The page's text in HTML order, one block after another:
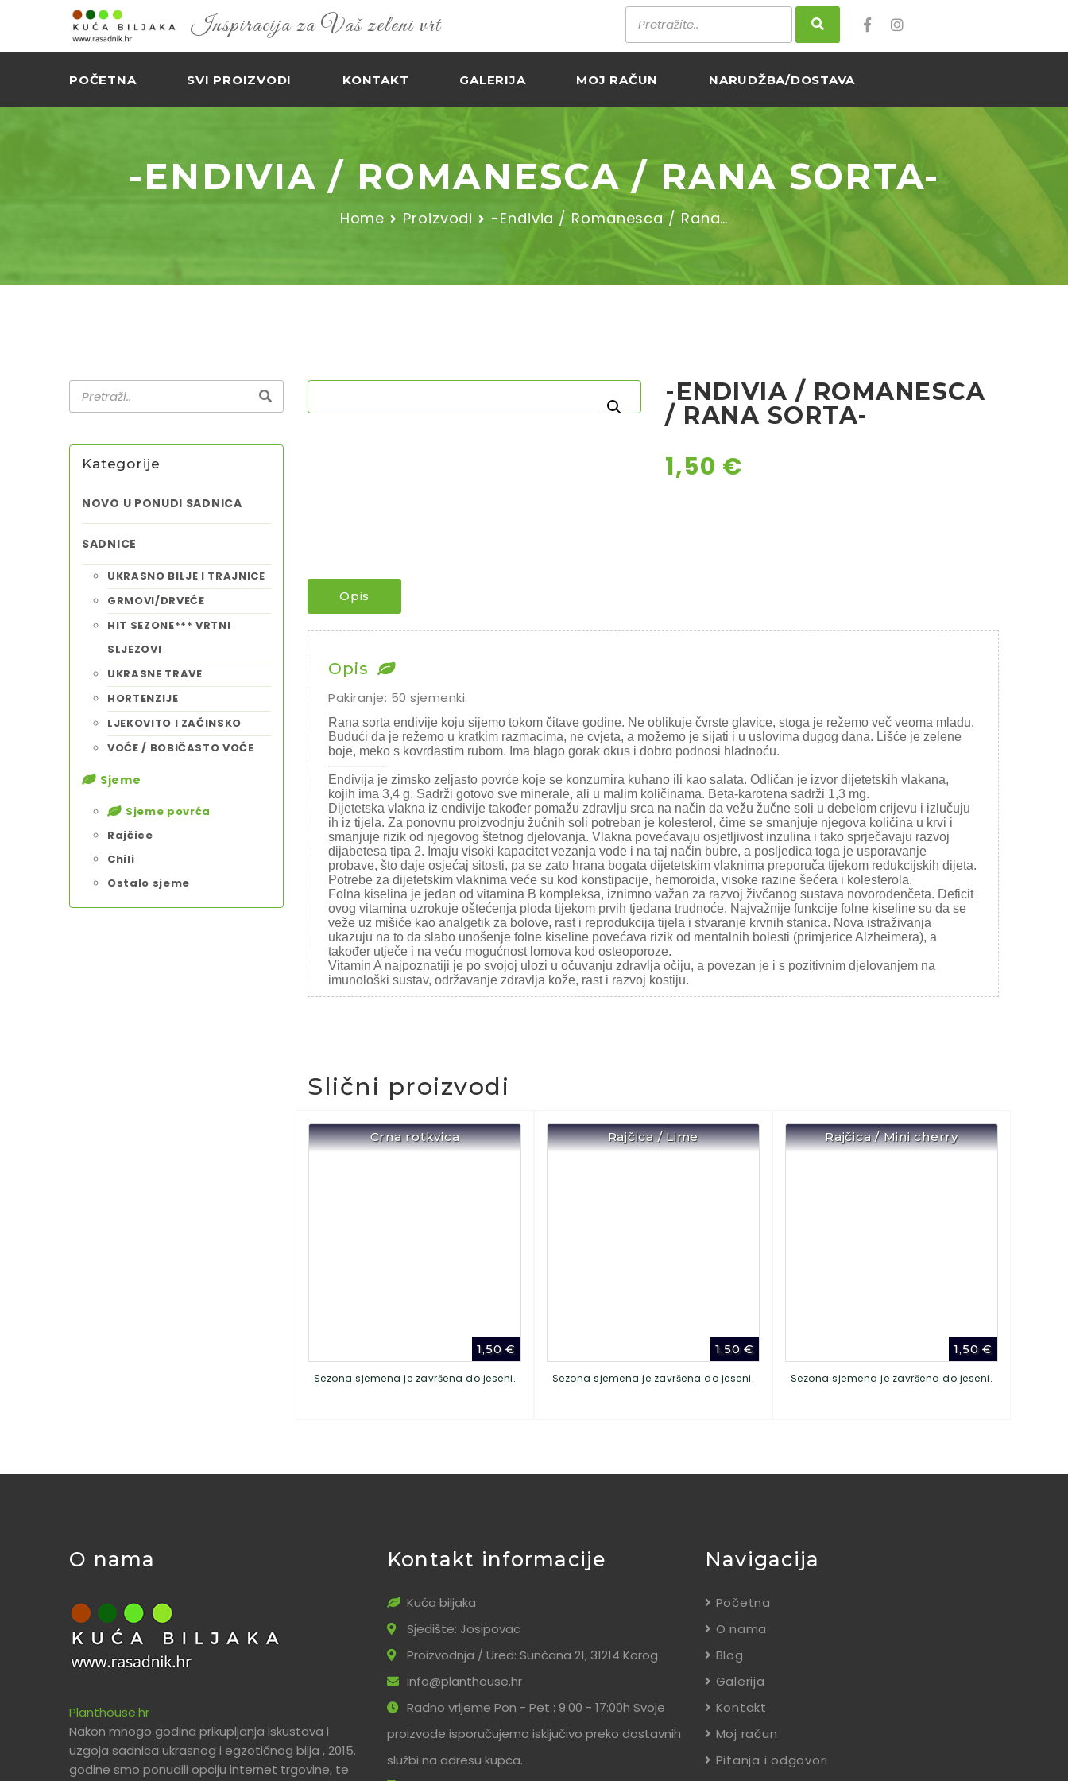
Inspiracija za Vaš zeleni vrt
POČETNA SVI PROIZVODI KONTAKT GALERIJA MOJ RAČUN NARUDŽBA/DOSTAVA
-ENDIVIA / ROMANESCA / RANA SORTA-
Home Proizvodi -Endivia / Romanesca / Rana…
Kategorije
NOVO U PONUDI SADNICA
SADNICE
UKRASNO BILJE I TRAJNICE
GRMOVI/DRVEĆE
HIT SEZONE*** VRTNI
SLJEZOVI
UKRASNE TRAVE
HORTENZIJE
LJEKOVITO I ZAČINSKO
VOĆE / BOBIČASTO VOĆE
Sjeme
Sjeme povrća
Rajčice
Chili
Ostalo sjeme
-ENDIVIA / ROMANESCA
/ RANA SORTA-
1,50 €
Opis
Opis
Pakiranje: 50 sjemenki.
Rana sorta endivije koju sijemo tokom čitave godine. Ne oblikuje čvrste glavice, stoga je režemo več veoma mladu.
Budući da je režemo u kratkim razmacima, ne cvjeta, a možemo je sijati i u uslovima dugog dana. Lišće je zelene
boje, meko s kovrđastim rubom. Ima blago gorak okus i dobro podnosi hladnoću.
————–
Endivija je zimsko zeljasto povrće koje se konzumira kuhano ili kao salata. Odličan je izvor dijetetskih vlakana,
kojih ima 3,4 g. Sadrži gotovo sve minerale, ali u malim količinama. Beta-karotena sadrži 1,3 mg.
Dijetetska vlakna iz endivije također pomažu zdravlju srca na način da vežu žučne soli u debelom crijevu i izlučuju
ih iz tijela. Za ponovnu proizvodnju žučnih soli potreban je kolesterol, čime se smanjuje njegova količina u krvi i
smanjuje rizik od njegovog štetnog djelovanja. Vlakna povećavaju osjetljivost inzulina i tako sprječavaju razvoj
dijabetesa tipa 2. Imaju visoki kapacitet vezanja vode i na taj način bubre, a posljedica toga je usporavanje
probave, što daje osjećaj sitosti, pa se zato hrana bogata dijetetskim vlaknima preporuča tijekom redukcijskih dijeta.
Potrebe za dijetetskim vlaknima veće su kod konstipacije, hemoroida, visoke razine šećera i kolesterola.
Folna kiselina je jedan od vitamina B kompleksa, iznimno važan za razvoj živčanog sustava novorođenčeta. Deficit
ovog vitamina uzrokuje oštećenja ploda tijekom prvih tjedana trudnoće. Najvažnije funkcije folne kiseline su da se
veže uz mišiće kao analgetik za bolove, rast i reprodukcija tijela i stvaranje krvnih stanica. Nova istraživanja
ukazuju na to da slabo unošenje folne kiseline povećava rizik od mentalnih bolesti (primjerice Alzheimera), a
također utječe i na veću mogućnost lomova kod osteoporoze.
Vitamin A najpoznatiji je po svojoj ulozi u očuvanju zdravlja očiju, a povezan je i s pozitivnim djelovanjem na
imunološki sustav, održavanje zdravlja kože, rast i razvoj kostiju.
Slični proizvodi
Crna rotkvica
1,50€
Sezona sjemena je završena do jeseni.
Rajčica / Lime
1,50€
Sezona sjemena je završena do jeseni.
Rajčica / Mini cherry
1,50€
Sezona sjemena je završena do jeseni.
O nama
Planthouse.hr
Nakon mnogo godina prikupljanja iskustava i
uzgoja sadnica ukrasnog i egzotičnog bilja , 2015.
godine smo ponudili opciju internet trgovine, te
Kontakt informacije
Kuća biljaka
Sjedište: Josipovac
Proizvodnja / Ured: Sunčana 21, 31214 Korog
info@planthouse.hr
Radno vrijeme Pon - Pet : 9:00 - 17:00h Svoje
proizvode isporučujemo isključivo preko dostavnih
službi na adresu kupca.
Navigacija
Početna
O nama
Blog
Galerija
Kontakt
Moj račun
Pitanja i odgovori